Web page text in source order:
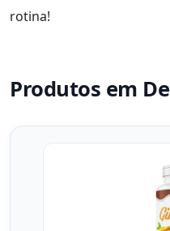
rotina!
Produtos em